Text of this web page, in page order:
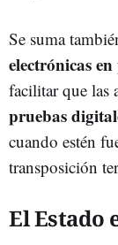
Se suma
electrónicas en
facilitar que las
pruebas
cuando estén
transposición
El Estado